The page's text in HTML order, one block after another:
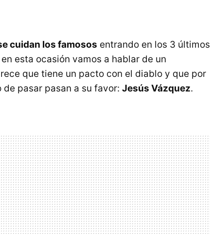
cuidan los famosos entrando en los 3 últimos
esta ocasión vamos a hablar de un
que tiene un pacto con el diablo y que por
de pasar pasan a su favor: Jesús Vázquez.